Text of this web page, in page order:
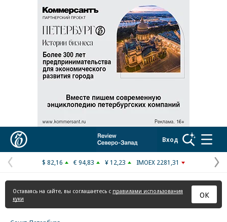
Реклама в «Ъ» www.kommersant.ru/ad
Вход
Предыдущая
страница
$ 82,16 € 94,83 ¥ 12,23 IMOEX 2281,31
Оставаясь на сайте, вы соглашаетесь с правилами использования
куки
ОК